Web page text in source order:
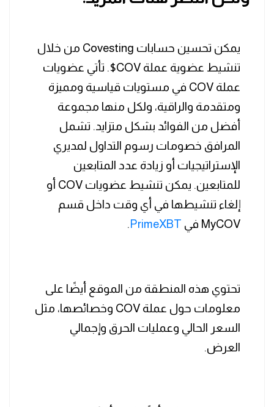
يمكن تحسين حسابات Covesting من خلال
تنشيط عضوية عملة COV$. تأتي عضويات
عملة COV في مستويات قياسية ومميزة
ومتقدمة والراقية، ولكل منها مجموعة
أفضل من الفوائد بشكل متزايد. تشمل
المرافق خصومات رسوم التداول لمديري
الإستراتيجيات أو زيادة عدد المتابعين
للمتابعين. يمكن تنشيط عضويات COV أو
إلغاء تنشيطها في أي وقت داخل قسم
MyCOV في
PrimeXBT
.
تحتوي هذه المنطقة من الموقع أيضًا على
معلومات حول عملة COV وخصائصها، مثل
السعر الحالي وعمليات الحرق وإجمالي
العرض.